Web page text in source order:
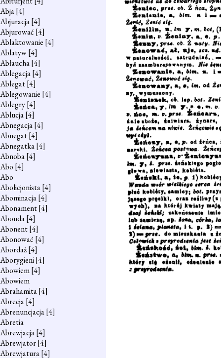
Abja[4]
Abjuracja[4]
Abjurować [4]
Ablaktowanie [4]
Ablatyw[4]
Abłaucha[4]
Ablegacja[4]
Ablegat[4]
Ablegowanie [4]
Ablegry[4]
Ablucja[4]
Abnegacja[4]
Abnegat[4]
Abnegatka[4]
Abnoba[4]
Abo [4]
Abo
Abolicjonista[4]
Abominacja[4]
Abonament[4]
Abonda[4]
Abonent[4]
Abonować [4]
Abordaż[4]
Aborygieni[4]
Abowiem[4]
Abowiem
Abrahamita[4]
Abrecja[4]
Abrenuncjacja[4]
Abretia
Abrewjacja[4]
Abrewjator[4]
Abrewjatura[4]